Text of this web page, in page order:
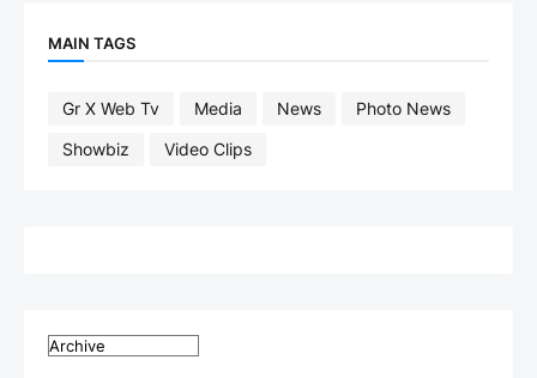
MAIN TAGS
Gr X Web Tv Media News
Photo News
Showbiz
Video Clips